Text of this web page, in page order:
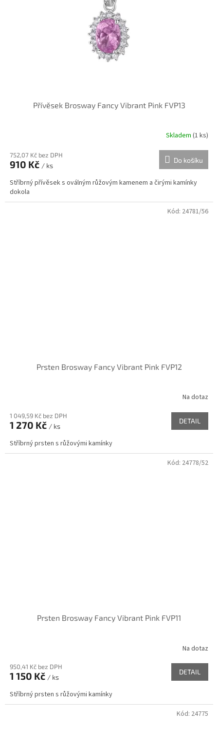
Přívěsek Brosway Fancy Vibrant Pink FVP13
Skladem (1 ks)
752,07 Kč bez DPH
910 Kč / ks
Do košíku
Stříbrný přívěsek s oválným růžovým kamenem a čirými kamínky
dokola
Prsten Brosway Fancy Vibrant Pink FVP12
Na dotaz
1 049,59 Kč bez DPH
1 270 Kč / ks
DETAIL
Stříbrný prsten s růžovými kamínky
Kód: 24781/56
Prsten Brosway Fancy Vibrant Pink FVP11
Na dotaz
950,41 Kč bez DPH
1 150 Kč / ks
DETAIL
Stříbrný prsten s růžovými kamínky
Kód: 24778/52
Kód: 24775